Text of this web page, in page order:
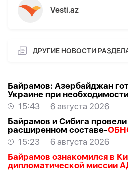
Vesti.az
ДРУГИЕ НОВОСТИ
Байрамов: Азербайджан
Украине при
15:43
6 августа 2026
Байрамов и Сибига
расширенном составе-
15:23
6 августа 2026
Байрамов ознакомился в
дипломатической миссии